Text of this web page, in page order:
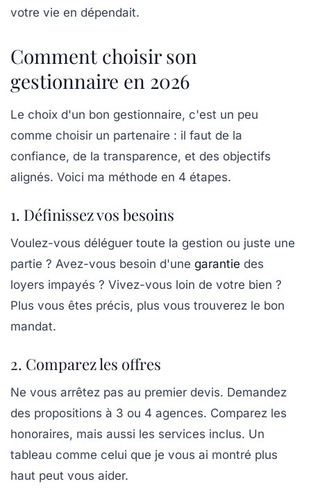
votre vie en dépendait.
Comment choisir son
gestionnaire en 2026
Le choix d'un bon gestionnaire, c'est un peu
comme choisir un partenaire : il faut de la
confiance, de la transparence, et des objectifs
alignés. Voici ma méthode en 4 étapes.
1. Définissez vos besoins
Voulez-vous déléguer toute la gestion ou juste une
partie ? Avez-vous besoin d'une garantie des
loyers impayés ? Vivez-vous loin de votre bien ?
Plus vous êtes précis, plus vous trouverez le bon
mandat.
2. Comparez les offres
Ne vous arrêtez pas au premier devis. Demandez
des propositions à 3 ou 4 agences. Comparez les
honoraires, mais aussi les services inclus. Un
tableau comme celui que je vous ai montré plus
haut peut vous aider.